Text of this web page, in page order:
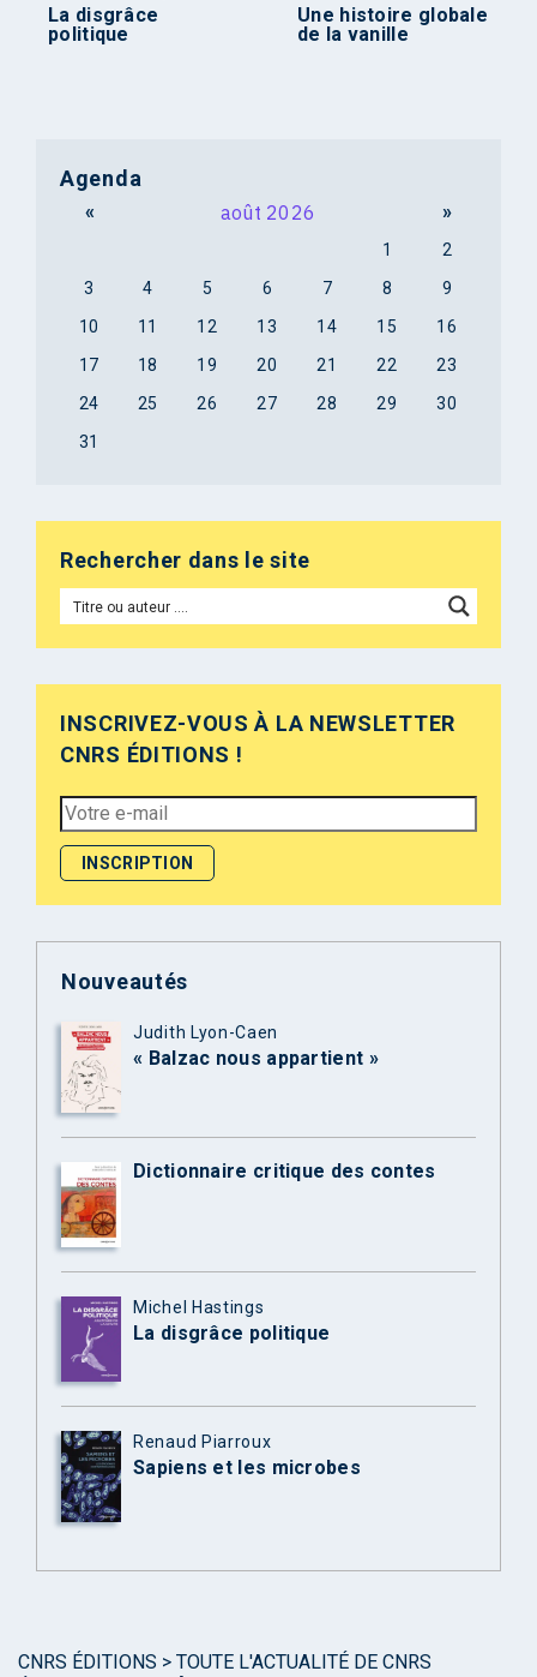
La disgrâce
politique
Une histoire globale
de la vanille
Agenda
« août 2026 »
1
2
3
4 5 6 7 8
9
10
11 12 13 14 15
16
17
18 19 20 21 22
23
24
25 26 27 28 29
30
31
Rechercher dans le site
INSCRIVEZ-VOUS À LA NEWSLETTER
CNRS ÉDITIONS !
Nouveautés
Judith Lyon-Caen
« Balzac nous appartient »
Dictionnaire critique des contes
Michel Hastings
La disgrâce politique
Renaud Piarroux
Sapiens et les microbes
CNRS ÉDITIONS > TOUTE L'ACTUALITÉ DE CNRS